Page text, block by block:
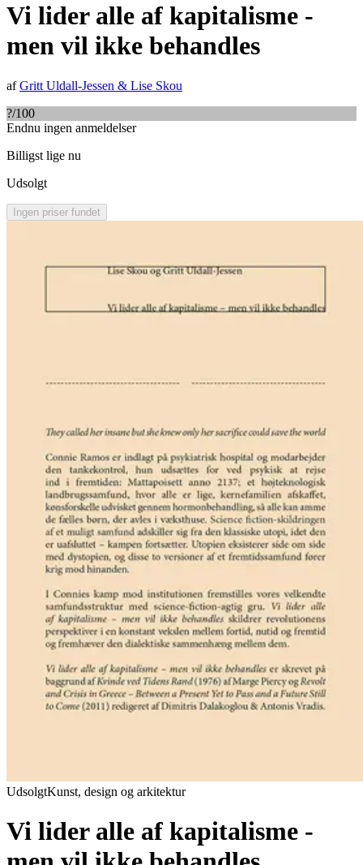
Vi lider alle af kapitalisme -
men vil ikke behandles
afGritt Uldall-Jessen & Lise Skou
?/100
Endnu ingen anmeldelser
Billigst lige nu
Udsolgt
Ingen priser fundet
UdsolgtKunst, design og arkitektur
Vi lider alle af kapitalisme -